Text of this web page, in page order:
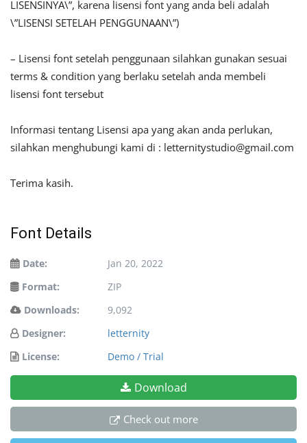
LISENSINYA\”, karena lisensi font yang anda beli adalah
\”LISENSI SETELAH PENGGUNAAN\”)
– Lisensi font setelah penggunaan silahkan gunakan sesuai
terms & condition yang berlaku setelah anda membeli
lisensi font tersebut
Informasi tentang Lisensi apa yang akan anda perlukan,
silahkan menghubungi kami di : letternitystudio@gmail.com
Terima kasih.
Font Details
Date:
Jan 20, 2022
Format:
ZIP
Downloads:
9,092
Designer:
letternity
License:
Demo / Trial
Download
Check out more